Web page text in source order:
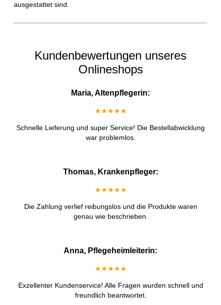
ausgestattet sind.
Kundenbewertungen unseres
Onlineshops
Maria, Altenpflegerin:
★★★★★
Schnelle Lieferung und super Service! Die Bestellabwicklung
war problemlos.
Thomas, Krankenpfleger:
★★★★★
Die Zahlung verlief reibungslos und die Produkte waren
genau wie beschrieben.
Anna, Pflegeheimleiterin:
★★★★★
Exzellenter Kundenservice! Alle Fragen wurden schnell und
freundlich beantwortet.